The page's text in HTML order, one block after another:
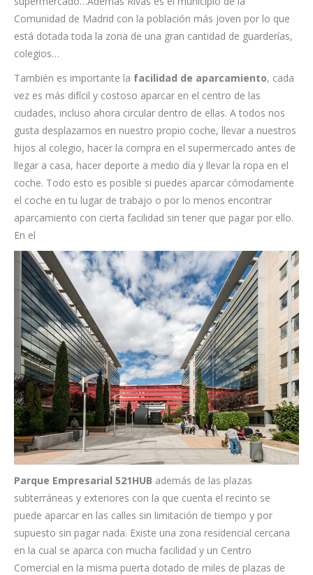
Comunidad de Madrid con la población más joven por lo que
está dotada toda la zona de una gran cantidad de guarderías,
colegios…
También es importante la facilidad de aparcamiento, cada
vez es más difícil y costoso aparcar en el centro de las
ciudades, incluso ahora circular dentro de ellas. A todos nos
gusta desplazarnos en nuestro propio coche, llevar a nuestros
hijos al colegio, hacer la compra en el supermercado antes de
llegar a casa, hacer deporte a medio día y llevar la ropa en el
coche. Todo esto es posible si puedes aparcar cómodamente
el coche en tu lugar de trabajo o por lo menos encontrar
aparcamiento con cierta facilidad sin tener que pagar por ello.
En el
Parque Empresarial 521HUB además de las plazas
subterráneas y exteriores con la que cuenta el recinto se
puede aparcar en las calles sin limitación de tiempo y por
supuesto sin pagar nada. Existe una zona residencial cercana
en la cual se aparca con mucha facilidad y un Centro
Comercial en la misma puerta dotado de miles de plazas de